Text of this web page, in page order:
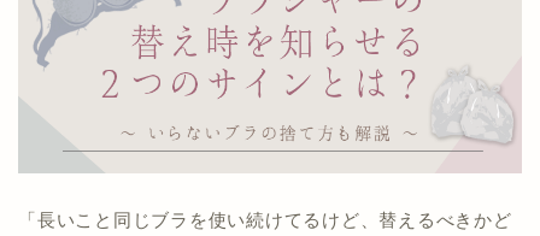
「長いこと同じブラを使い続けてるけど、替えるべきかど